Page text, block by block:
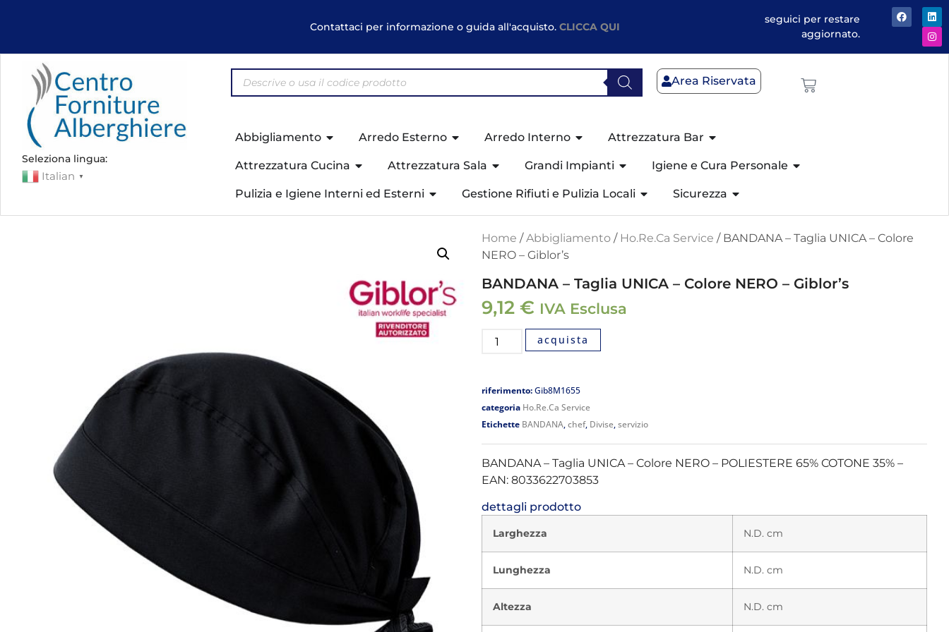
Contattaci per informazione o guida all'acquisto.CLICCA QUI
seguici per restare
aggiornato.
Seleziona lingua:
Italian ▼
Area Riservata
Abbigliamento Arredo Esterno Arredo Interno Attrezzatura Bar
Attrezzatura Cucina Attrezzatura Sala Grandi Impianti Igiene e Cura Personale
Pulizia e Igiene Interni ed Esterni Gestione Rifiuti e Pulizia Locali Sicurezza
Home /Abbigliamento / Ho.Re.Ca Service / BANDANA – Taglia UNICA – Colore
NERO – Giblor’s
BANDANA – Taglia UNICA – Colore NERO – Giblor’s
9,12 € IVA Esclusa
acquista
riferimento:Gib8M1655
categoria Ho.Re.Ca Service
Etichette BANDANA,chef, Divise,servizio
BANDANA – Taglia UNICA – Colore NERO – POLIESTERE 65% COTONE 35% –
EAN: 8033622703853
dettagli prodotto
Larghezza N.D. cm
Lunghezza N.D. cm
Altezza N.D. cm